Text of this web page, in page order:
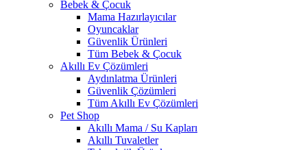
Bebek & Çocuk
Mama Hazırlayıcılar
Oyuncaklar
Güvenlik Ürünleri
Tüm Bebek & Çocuk
Akıllı Ev Çözümleri
Aydınlatma Ürünleri
Güvenlik Çözümleri
Tüm Akıllı Ev Çözümleri
Pet Shop
Akıllı Mama / Su Kapları
Akıllı Tuvaletler